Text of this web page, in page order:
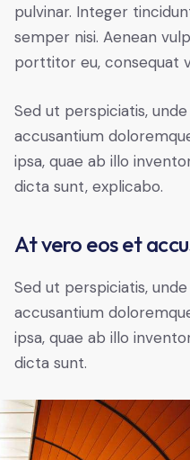
pulvinar. Integer
semper nisi. Aenean
porttitor eu, consequat
Sed ut perspiciatis,
accusantium
ipsa, quae ab illo
dicta sunt, explicabo.
At vero eos et
Sed ut perspiciatis,
accusantium
ipsa, quae ab illo
dicta sunt.